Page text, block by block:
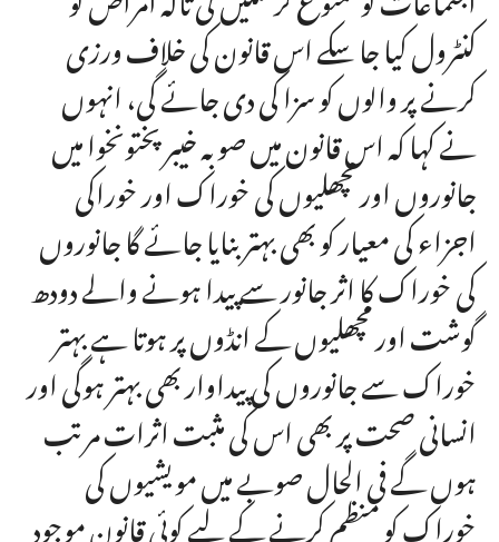
کنٹرول کیا جا سکے اس قانون کی خلاف ورزی
کرنے پر والوں کو سزا کی دی جائے گی، انہوں
نے کہا کہ اس قانون میں صوبہ خیبر پختونخوا میں
جانوروں اور مچھلیوں کی خوراک اور خوراکی
اجزاء کی معیار کو بھی بہتر بنایا جائے گا جانوروں
کی خوراک کا اثر جانور سے پیدا ہونے والے دودھ
گوشت اور مچھلیوں کے انڈوں پر ہوتا ہے بہتر
خوراک سے جانوروں کی پیداوار بھی بہتر ہوگی اور
انسانی صحت پر بھی اس کی مثبت اثرات مرتب
ہوں گے فی الحال صوبے میں مویشیوں کی
خوراک کو منظم کرنے کے لیے کوئی قانون موجود